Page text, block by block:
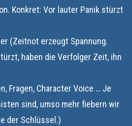
Konkret: Vor lauter Panik stürzt
(Zeitnot erzeugt Spannung.
haben die Verfolger Zeit, ihn
Fragen, Character Voice … Je
sind, umso mehr fiebern wir
der Schlüssel.)